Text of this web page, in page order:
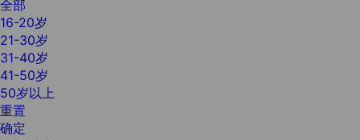
全部
16-20岁
21-30岁
31-40岁
41-50岁
50岁以上
重置
确定